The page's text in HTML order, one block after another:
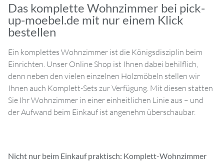
Das komplette Wohnzimmer bei pick-
up-moebel.de mit nur einem Klick
bestellen
Ein komplettes Wohnzimmer ist die Königsdisziplin beim
Einrichten. Unser Online Shop ist Ihnen dabei behilflich,
denn neben den vielen einzelnen Holzmöbeln stellen wir
Ihnen auch Komplett-Sets zur Verfügung. Mit diesen statten
Sie Ihr Wohnzimmer in einer einheitlichen Linie aus – und
der Aufwand beim Einkauf ist angenehm überschaubar.
Nicht nur beim Einkauf praktisch: Komplett-Wohnzimmer